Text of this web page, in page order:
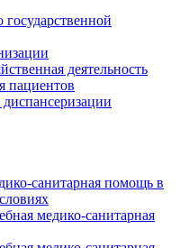
государственной
деятельность
пациентов
санитарная помощь в
медико-санитарная